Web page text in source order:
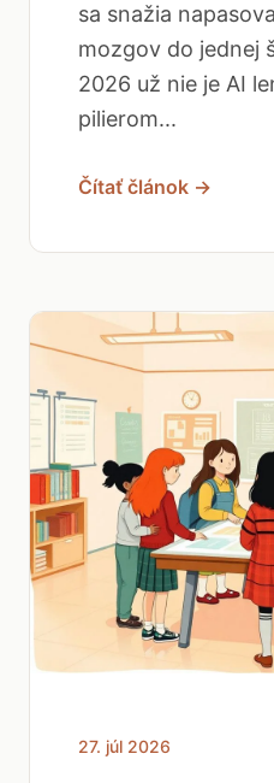
sa snažia
mozgov do jednej
2026 už nie je AI
pilierom...
Čítať článok →
27. júl 2026